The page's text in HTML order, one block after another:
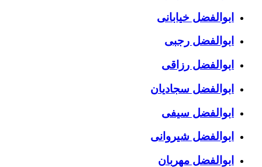
ابوالفضل خیابانی
ابوالفضل رجبی
ابوالفضل رزاقی
ابوالفضل سجادیان
ابوالفضل سیفی
ابوالفضل شیروانی
ابوالفضل مهربان